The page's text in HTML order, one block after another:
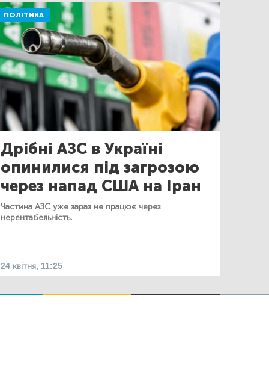
ПОЛІТИКА
Дрібні АЗС в Україні
опинилися під загрозою
через напад США на Іран
Частина АЗС уже зараз не працює через
нерентабельність.
24 квітня, 11:25